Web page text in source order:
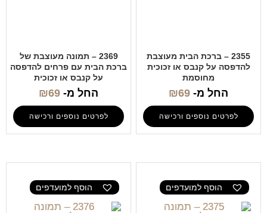
2355 – ברכת הבית מעוצבת
להדפסה על קנבס או זכוכית
מחוסמת
החל מ- ₪69
לפרטים נוספים ורכישה
2369 – תמונה מעוצבת של
ברכת הבית עם פרחים להדפסה
על קנבס או זכוכית
החל מ- ₪69
לפרטים נוספים ורכישה
הוסף למועדפים הוסף למועדפים